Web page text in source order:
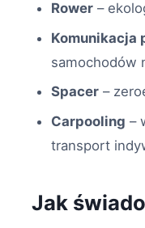
Rower –
Komunikacja
samochodów
Spacer –
Carpooling –
transport
Jak